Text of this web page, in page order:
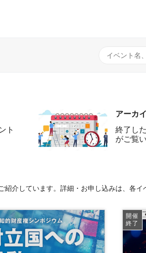
ト
アーカ
終了し
がご覧
介しています。詳細・お申し込みは、各イ
開催
終了